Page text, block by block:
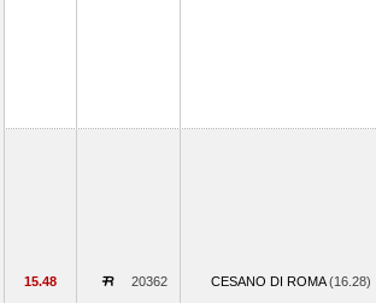
15.48 20362 CESANO DI ROMA(16.28)